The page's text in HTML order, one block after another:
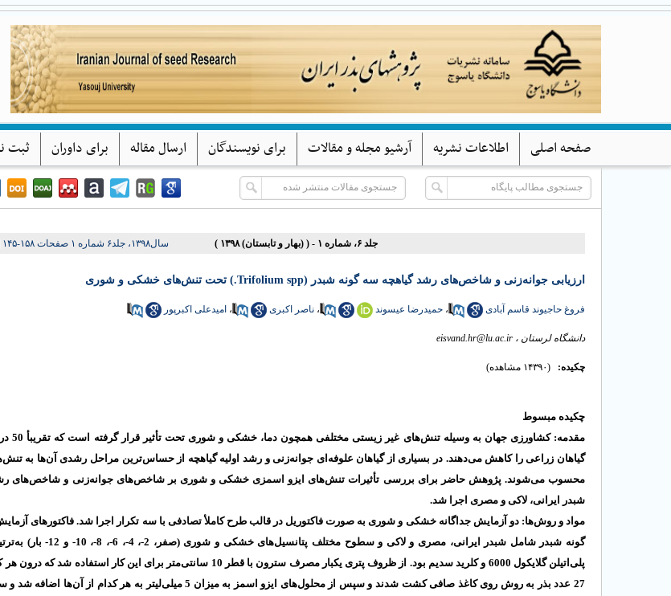
پژوهشهای بذر ایران
دانشگاه یاسوج
صفحه اصلی اطلاعات نشریه آرشیو مجله و مقالات برای نویسندگان ارسال مقاله برای داوران ثبت
جلد ۶، شماره ۱ - ( (بهار و تابستان) ۱۳۹۸ ) سال۱۳۹۸، جلد۶ شماره ۱ صفحات ۱۵۸-۱۴۵
ارزیابی جوانه‌زنی و شاخص‌های رشد گیاهچه سه گونه شبدر (Trifolium spp.) تحت تنش‌های خشکی و شوری
فروغ حاجیوند قاسم آبادی ، حمیدرضا عیسوند ، ناصر اکبری ، امیدعلی اکبرپور
دانشگاه لرستان ، eisvand.hr@lu.ac.ir
چکیده: (۱۴۳۹۰ مشاهده)
چکیده مبسوط
مقدمه: کشاورزی جهان
گیاهان زراعی را کاهش می‌دهند. در بسیاری از گیاهان علوفه‌ای جوانه‌زنی و رشد اولیه گیاهچه از حساس‌ترین مراحل رشدی آن‌ها به
محسوب می‌شوند. پژوهش حاضر برای بررسی تأثیرات تنش‌های ایزو اسمزی خشکی و شوری بر شاخص‌های جوانه‌زنی و شاخص‌های
شبدر ایرانی، لاکی و مصری اجرا شد.
مواد و روش‌ها: دو آزمایش جداگانه خشکی و شوری به صورت فاکتوریل در قالب طرح کاملأ تصادفی با سه تکرار اجرا شد. فاکتورهای
گونه شبدر شامل شبدر ایرانی، مصری و لاکی و سطوح مختلف
پلی‌اتیلن گلایکول 6000 و کلرید سدیم بود. از ظروف پتری یکبار مصرف سترون با قطر 10 سانتی‌متر برای این کار
27 عدد بذر به روش روی کاغذ صافی کشت شدند و سپس از محلول‌های ایزو اسمز به میزان 5 میلی‌لیتر به هر